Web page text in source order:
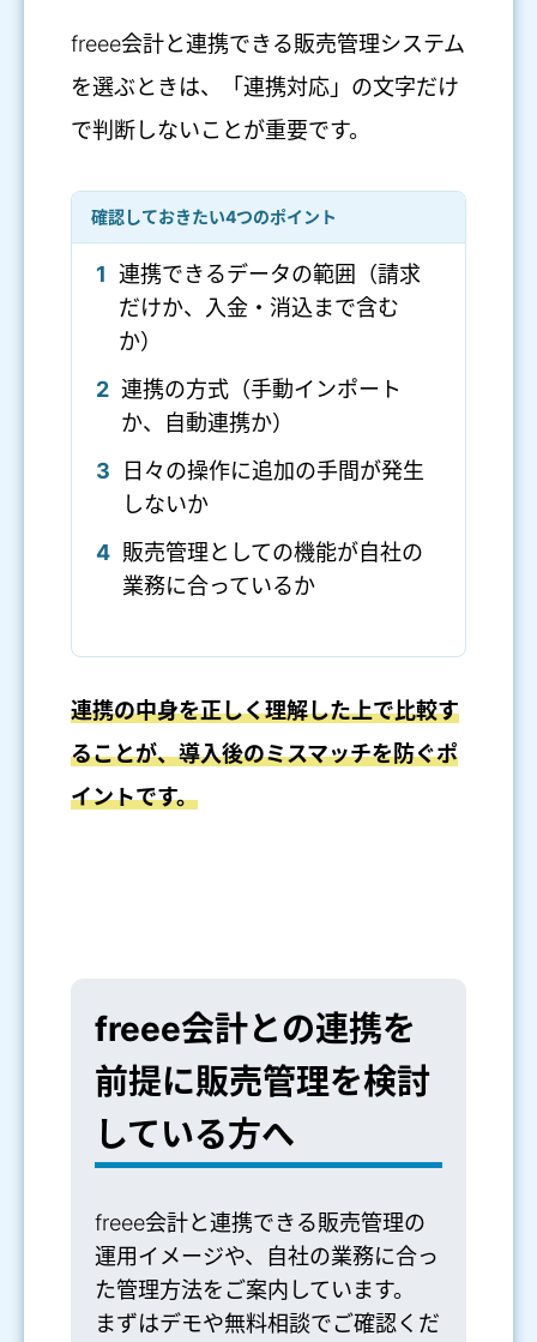
freee会計と連携できる販売管理システム
を選ぶときは、「連携対応」の文字だけ
で判断しないことが重要です。
確認しておきたい4つのポイント
1 連携できるデータの範囲（請求
だけか、入金・消込まで含む
か）
2 連携の方式（手動インポート
か、自動連携か）
3
日々の操作に追加の手間が発生
しないか
4 販売管理としての機能が自社の
業務に合っているか
連携の中身を正しく理解した上で比較す
ることが、導入後のミスマッチを防ぐポ
イントです。
freee会計との連携を
前提に販売管理を検討
している方へ
freee会計と連携できる販売管理の
運用イメージや、自社の業務に合っ
た管理方法をご案内しています。
まずはデモや無料相談でご確認くだ